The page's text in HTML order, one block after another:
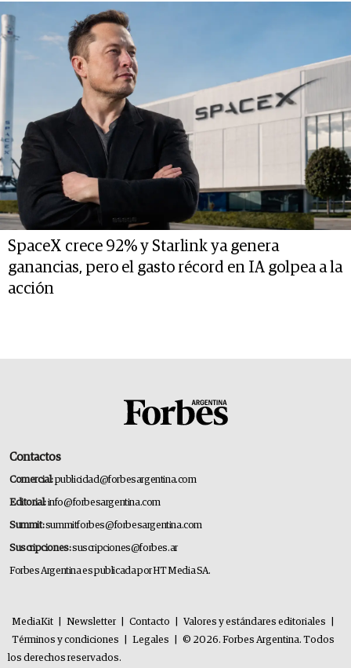
SpaceX crece 92% y Starlink ya genera
ganancias, pero el gasto récord en IA golpea a la
acción
Contactos
Comercial:publicidad@forbesargentina.com
Editorial:info@forbesargentina.com
Summit:summitforbes@forbesargentina.com
Suscripciones:suscripciones@forbes.ar
Forbes Argentina es publicada por HT Media SA.
MediaKit Newsletter Contacto Valores y estándares editoriales
Términos y condiciones
Legales
© 2026. Forbes Argentina. Todos
los derechos reservados.